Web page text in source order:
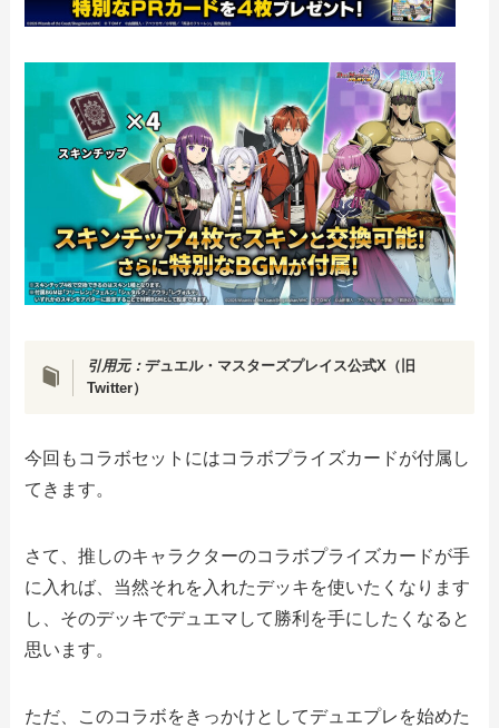
引用元： デュエル・マスターズプレイス公式X（旧
Twitter）
今回もコラボセットにはコラボプライズカードが付属し
てきます。
さて、推しのキャラクターのコラボプライズカードが手
に入れば、当然それを入れたデッキを使いたくなります
し、そのデッキでデュエマして勝利を手にしたくなると
思います。
ただ、このコラボをきっかけとしてデュエプレを始めた